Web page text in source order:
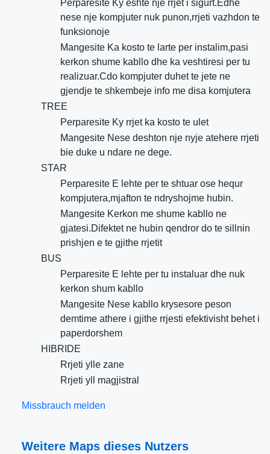
Perparesite Ky eshte nje rrjet i sigurt.Edhe
nese nje kompjuter nuk punon,rrjeti vazhdon te
funksionoje
Mangesite Ka kosto te larte per instalim,pasi
kerkon shume kabllo dhe ka veshtiresi per tu
realizuar.Cdo kompjuter duhet te jete ne
gjendje te shkembeje info me disa komjutera
TREE
Perparesite Ky rrjet ka kosto te ulet
Mangesite Nese deshton nje nyje atehere rrjeti
bie duke u ndare ne dege.
STAR
Perparesite E lehte per te shtuar ose hequr
kompjutera,mjafton te ndryshojme hubin.
Mangesite Kerkon me shume kabllo ne
gjatesi.Difektet ne hubin qendror do te sillnin
prishjen e te gjithe rrjetit
BUS
Perparesite E lehte per tu instaluar dhe nuk
kerkon shum kabllo
Mangesite Nese kabllo krysesore peson
demtime athere i gjithe rrjesti efektivisht behet i
paperdorshem
HIBRIDE
Rrjeti ylle zane
Rrjeti yll magjistral
Missbrauch melden
Weitere Maps dieses Nutzers